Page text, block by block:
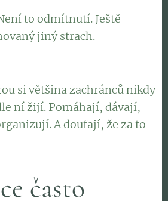
to odmítnutí. Ještě
jiný strach.
si většina zachránců nikdy
ní žijí. Pomáhají, dávají,
A doufají, že za to
často